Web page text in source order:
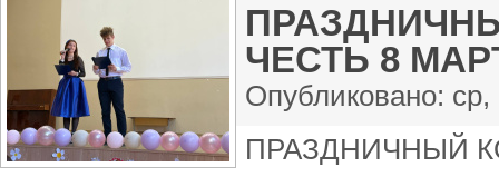
ЧЕСТЬ 8
Опубликовано: ср,
ПРАЗДНИЧНЫЙ